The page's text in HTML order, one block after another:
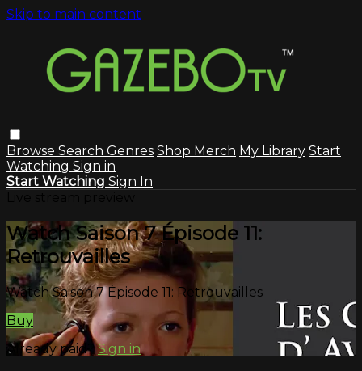
Skip to main content
Browse Search Genres Shop Merch My Library Start
Watching Sign in
Start Watching Sign In
Watch Saison 7 Épisode 11:
Retrouvailles
Watch Saison 7 Épisode 11: Retrouvailles
Buy
Already paid?Sign in